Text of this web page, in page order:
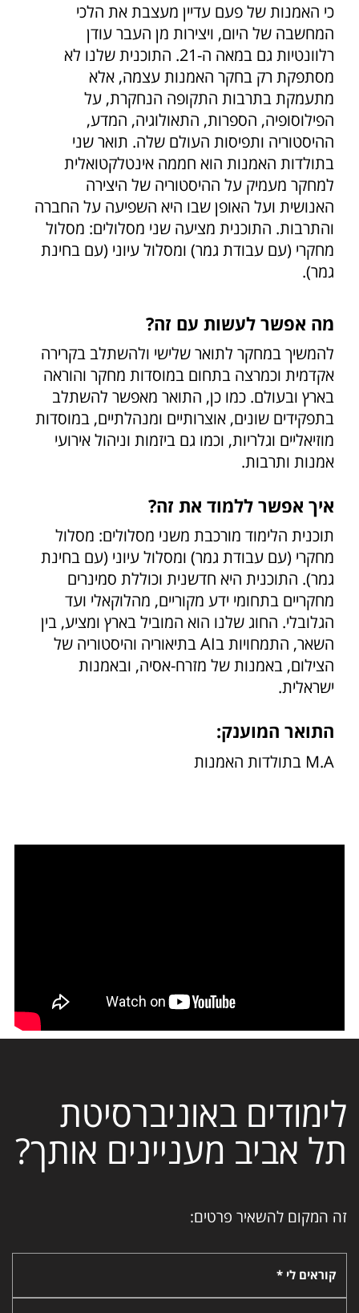
כי האמנות של פעם עדיין מעצבת את הלכי
המחשבה של היום, ויצירות מן העבר עודן
רלוונטיות גם במאה ה-21. התוכנית שלנו לא
מסתפקת רק בחקר האמנות עצמה, אלא
מתעמקת בתרבות התקופה הנחקרת, על
הפילוסופיה, הספרות, התאולוגיה, המדע,
ההיסטוריה ותפיסות העולם שלה. תואר שני
בתולדות האמנות הוא חממה אינטלקטואלית
למחקר מעמיק על ההיסטוריה של היצירה
האנושית ועל האופן שבו היא השפיעה על החברה
והתרבות. התוכנית מציעה שני מסלולים: מסלול
מחקרי (עם עבודת גמר) ומסלול עיוני (עם בחינת
גמר).
מה אפשר לעשות עם זה?
להמשיך במחקר לתואר שלישי ולהשתלב בקרירה
אקדמית וכמרצה בתחום במוסדות מחקר והוראה
בארץ ובעולם. כמו כן, התואר מאפשר להשתלב
בתפקידים שונים, אוצרותיים ומנהלתיים, במוסדות
מוזיאליים וגלריות, וכמו גם ביזמות וניהול אירועי
אמנות ותרבות.
איך אפשר ללמוד את זה?
תוכנית הלימוד מורכבת משני מסלולים: מסלול
מחקרי (עם עבודת גמר) ומסלול עיוני (עם בחינת
גמר). התוכנית היא חדשנית וכוללת סמינרים
מחקריים בתחומי ידע מקוריים, מהלוקאלי ועד
הגלובלי. החוג שלנו הוא המוביל בארץ ומציע, בין
השאר, התמחויות בAI בתיאוריה והיסטוריה של
הצילום, באמנות של מזרח-אסיה, ובאמנות
ישראלית.
התואר המוענק:
M.A בתולדות האמנות
לימודים באוניברסיטת
תל אביב מעניינים אותך?
זה המקום להשאיר פרטים:
קוראים לי *